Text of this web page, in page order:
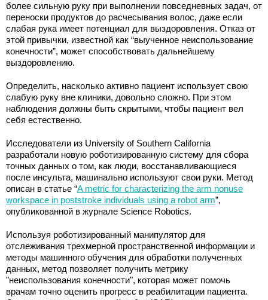
более сильную руку при выполнении повседневных задач, от
переноски продуктов до расчесывания волос, даже если
слабая рука имеет потенциал для выздоровления. Отказ от
этой привычки, известной как “выученное неиспользование
конечности”, может способствовать дальнейшему
выздоровлению.
Определить, насколько активно пациент использует свою
слабую руку вне клиники, довольно сложно. При этом
наблюдения должны быть скрытыми, чтобы пациент вел
себя естественно.
Исследователи из University of Southern California
разработали новую роботизированную систему для сбора
точных данных о том, как люди, восстанавливающиеся
после инсульта, машинально используют свои руки. Метод
описан в статье “A metric for characterizing the arm nonuse
workspace in poststroke individuals using a robot arm”,
опубликованной в журнале Science Robotics.
Используя роботизированный манипулятор для
отслеживания трехмерной пространственной информации и
методы машинного обучения для обработки полученных
данных, метод позволяет получить метрику
"неиспользования конечности", которая может помочь
врачам точно оценить прогресс в реабилитации пациента.